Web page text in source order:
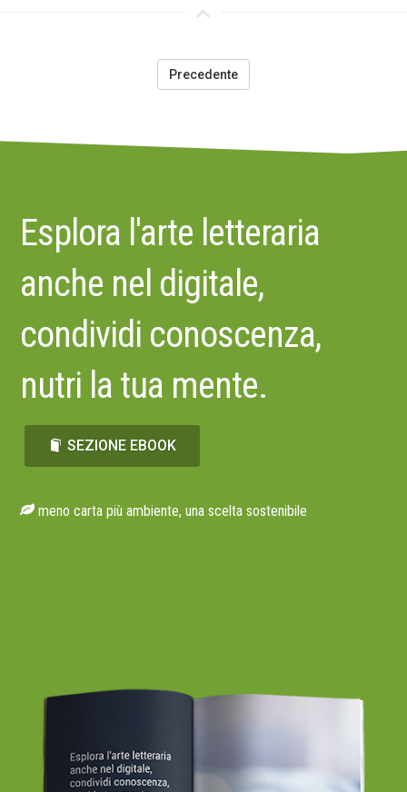
Precedente
Esplora l'arte letteraria
anche nel digitale,
condividi conoscenza,
nutri la tua mente.
SEZIONE EBOOK
meno carta più ambiente, una scelta sostenibile